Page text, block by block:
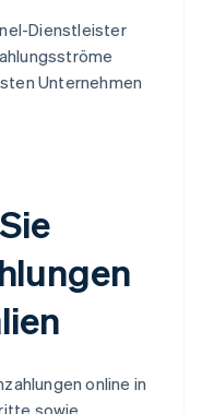
Dienstleister
Unternehmen
online in